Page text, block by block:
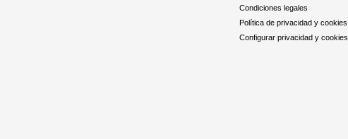
Condiciones legales
Política de privacidad y cookies
Configurar privacidad y cookies